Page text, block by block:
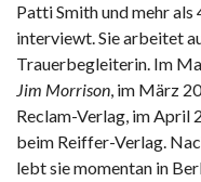
Patti Smith und mehr
interviewt. Sie arbeitet
Trauerbegleiterin. Im
Jim Morrison, im März
Reclam-Verlag, im April
beim Reiffer-Verlag.
lebt sie momentan in